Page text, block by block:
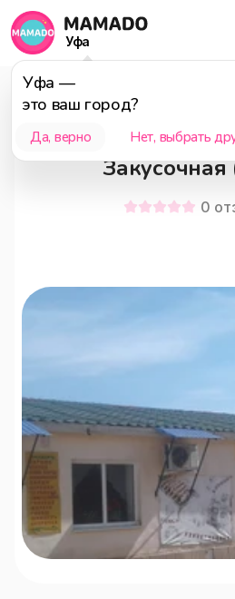
Уфа
Уфа —
это ваш город?
Да, верно Нет, выбрать
Стерлитамак
0